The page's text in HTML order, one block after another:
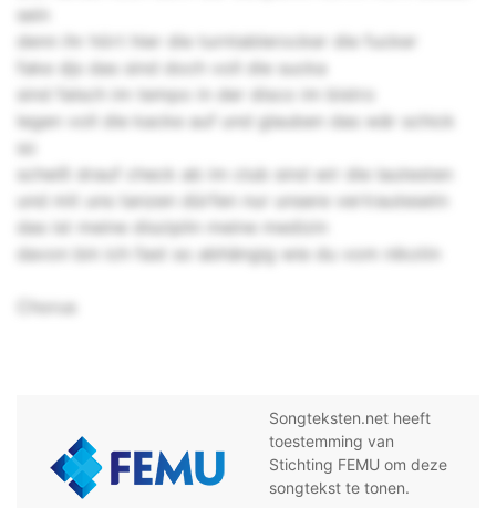
sein
denn ihr hört hier die turntablerocker die fucker
fake djs das sind doch voll die sucka
sind falsch im tempo in der disco im bistro
legen voll die kacke auf und glauben das wär schick
so
scheiß drauf check ab im club sind wir die lautesten
und mit uns tanzen dürfen nur unsere vertrautesetn
das ist meine disziplin meine medizin
davon bin ich fast so abhängig wie du vom nikotin
Chorus
Songteksten.net heeft
toestemming van
Stichting FEMU om deze
songtekst te tonen.